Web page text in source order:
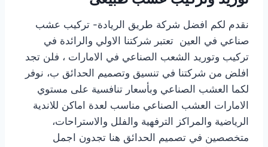
نقدم لكم افضل شركة طريق الريادة- تركيب عشب
صناعي في العين تعتبر شركتنا الاولي والرائدة في
تركيب وتوريد الشعب الصناعي في الامارات ، فلن تجد
افلض من شركتنا في تنسيق وتصميم الحدائق ب، نوفر
لكما العشب الصناعي وبأسعار تنافسية على مستوي
الامارات العشب الصناعي مناسب لعدة اماكن للاندية
الرياضية والمراكز الترفهية والفلل والاستراحات،
متخصصين في تصميم الحدائق هنا تجدون اجمل